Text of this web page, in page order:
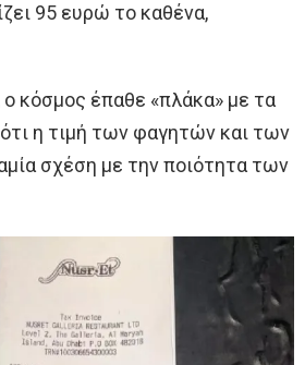
95 ευρώ το καθένα,
κόσμος έπαθε «πλάκα» με τα
η τιμή των φαγητών και των
σχέση με την ποιότητα των